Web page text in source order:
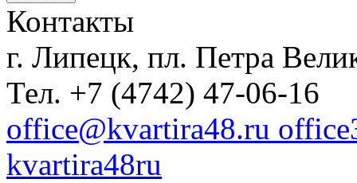
Контакты
г. Липецк, пл. Петра
Тел. +7 (4742) 47-06-16
office@kvartira48.ru
kvartira48ru